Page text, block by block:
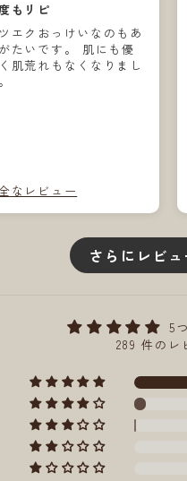
もリピ
エクおっけいなのもあ
たいです。 肌にも優
肌荒れもなくなりまし
なレビュー
さらにレビ
5
289 件のレ